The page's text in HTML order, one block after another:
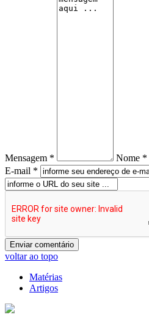
Mensagem *
Nome *
E-mail *
voltar ao topo
Matérias
Artigos